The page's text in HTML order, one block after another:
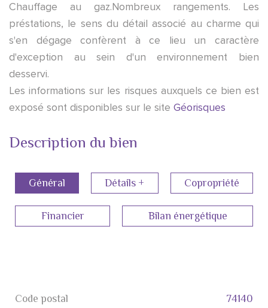
Chauffage au gaz.Nombreux rangements. Les
préstations, le sens du détail associé au charme qui
s'en dégage confèrent à ce lieu un caractère
d'exception au sein d'un environnement bien
desservi.
Les informations sur les risques auxquels ce bien est
exposé sont disponibles sur le site Géorisques
Description du bien
Général Détails + Copropriété
Financier Bilan énergétique
Label
Code postal 74140